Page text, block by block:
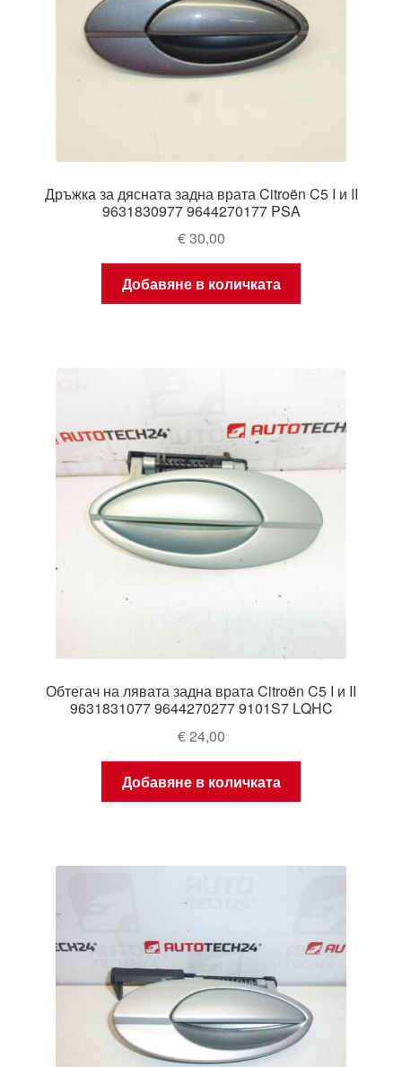
Дръжка за дясната задна врата Citroën C5 I и II
9631830977 9644270177 PSA
€30,00
Добавяне в количката
Обтегач на лявата задна врата Citroën C5 I и II
9631831077 9644270277 9101S7 LQHC
€24,00
Добавяне в количката